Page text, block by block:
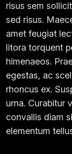
risus sem
sed risus.
amet feugiat
litora torquent
himenaeos.
egestas, ac
rhoncus ex.
urna. Curabitur
convallis diam
elementum